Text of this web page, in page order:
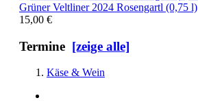
Grüner Veltliner 2024 Rosengartl (0,75 l)
15,00 €
Termine [zeige alle]
Käse & Wein